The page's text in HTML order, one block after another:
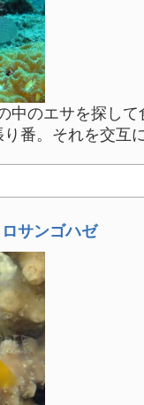
中のエサを探し
番。それを交互
サンゴハゼ